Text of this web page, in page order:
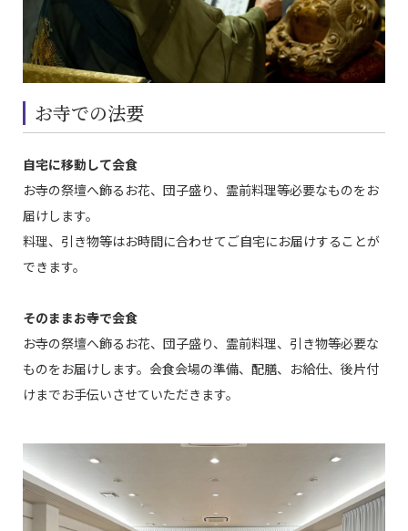
お寺での法要
自宅に移動して会食
お寺の祭壇へ飾るお花、団子盛り、霊前料理等必要なものをお
届けします。
料理、引き物等はお時間に合わせてご自宅にお届けすることが
できます。
そのままお寺で会食
お寺の祭壇へ飾るお花、団子盛り、霊前料理、引き物等必要な
ものをお届けします。会食会場の準備、配膳、お給仕、後片付
けまでお手伝いさせていただきます。